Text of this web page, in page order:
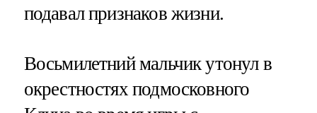
подавал признаков жизни.
Восьмилетний мальчик утонул в
окрестностях подмосковного